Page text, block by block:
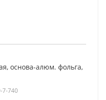
основа-алюм. фольга,
7-740